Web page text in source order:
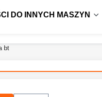
DO INNYCH MASZYN
bt